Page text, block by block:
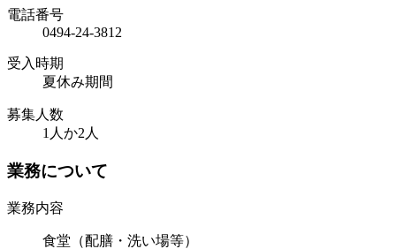
電話番号
0494-24-3812
受入時期
夏休み期間
募集人数
1人か2人
業務について
業務内容
食堂（配膳・洗い場等）